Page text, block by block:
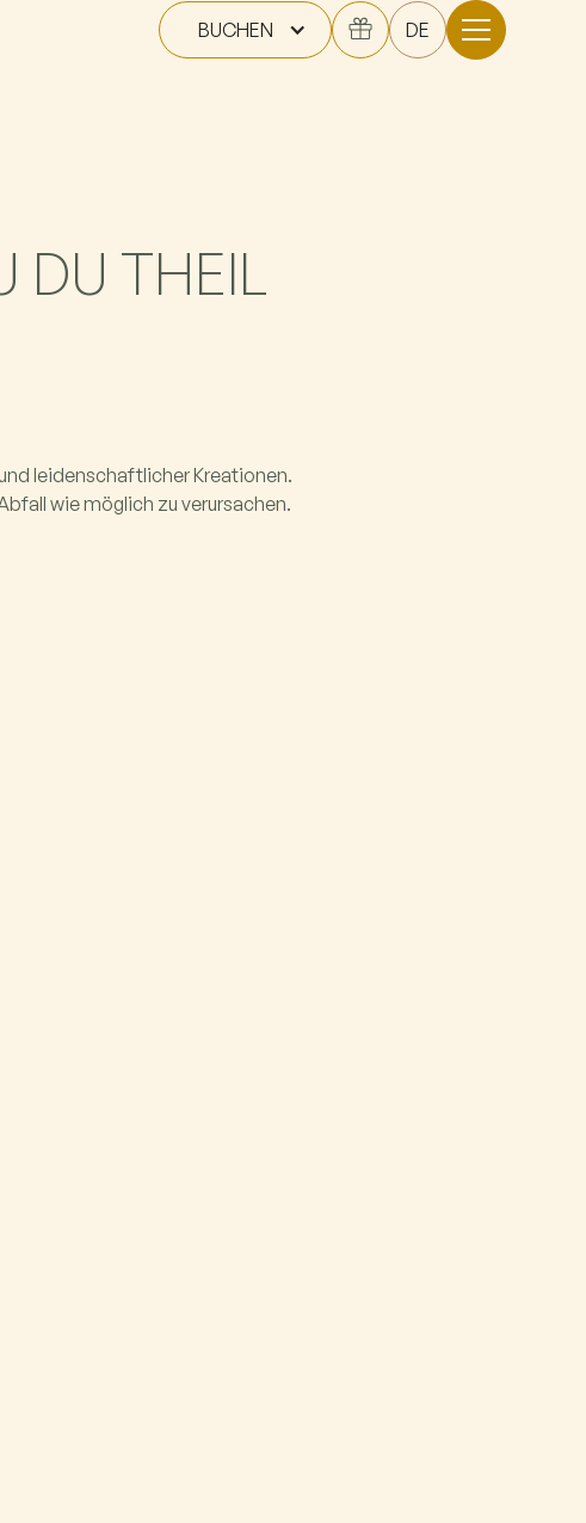
BUCHEN DE
DU THEIL
leidenschaftlicher Kreationen.
wie möglich zu verursachen.